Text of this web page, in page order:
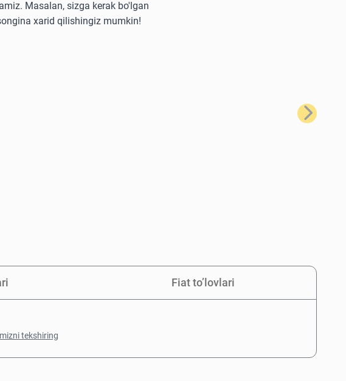
Masalan, sizga kerak bo'lgan
xarid qilishingiz mumkin!
Keyingi
Fiat to’lovlari
tekshiring